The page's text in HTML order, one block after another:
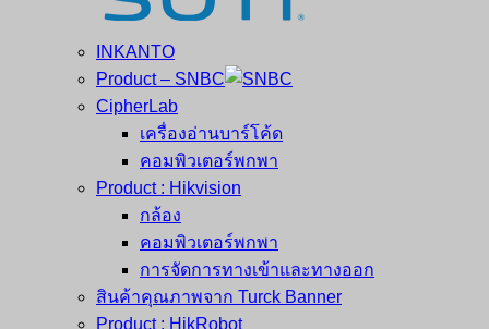
INKANTO
Product – SNBC
CipherLab
เครื่องอ่านบาร์โค้ด
คอมพิวเตอร์พกพา
Product : Hikvision
กล้อง
คอมพิวเตอร์พกพา
การจัดการทางเข้าและทางออก
สินค้าคุณภาพจาก Turck Banner
Product : HikRobot